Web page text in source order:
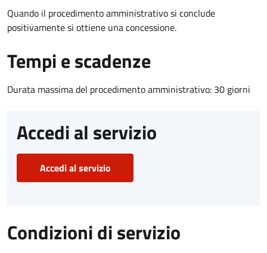
Quando il procedimento amministrativo si conclude
positivamente si ottiene una concessione.
Tempi e scadenze
Durata massima del procedimento amministrativo: 30 giorni
Accedi al servizio
Accedi al servizio
Condizioni di servizio